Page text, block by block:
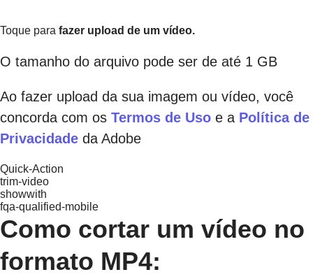
Toque para fazer upload de um vídeo.
O tamanho do arquivo pode ser de até 1 GB
Ao fazer upload da sua imagem ou vídeo, você
concorda com os Termos de Uso e a Política de
Privacidade da Adobe
Quick-Action
trim-video
showwith
fqa-qualified-mobile
Como cortar um vídeo no
formato MP4: